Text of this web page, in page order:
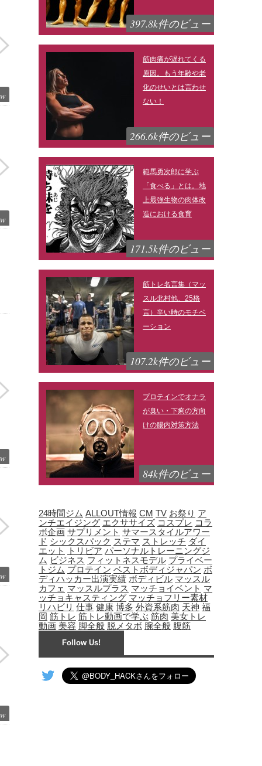
397.8k件のビュー
筋肉痛が遅れてくる
原因。もう年齢や老
化のせいとは言わせ
ない！
266.6k件のビュー
範馬勇次郎に学ぶ
「食べる」とは。地
上最強生物の肉体改
造における食育
171.5k件のビュー
筋トレ名言集（マッ
スル北村他、25格
言）辛い時のモチベ
ーション
107.2k件のビュー
プロテインでオナラ
が臭い・下痢の方向
けの腸内対策方法
84k件のビュー
24時間ジム ALLOUT情報 CM TV お祭り ア
ンチエイジング エクササイズ コスプレ コラ
ボ企画 サプリメント サマースタイルアワー
ド シックスパック ステマ ストレッチ ダイ
エット
トリビア パーソナルトレーニングジ
ム ビジネス フィットネスモデル プライベー
トジム プロテイン ベストボディジャパン ボ
ディハッカー出演実績 ボディビル マッスル
カフェ マッスルプラス マッチョイベント マ
ッチョキャスティング マッチョフリー素材
リハビリ 仕事 健康 博多 外資系筋肉 天神 福
岡 筋トレ 筋トレ動画で学ぶ 筋肉 美女トレ
動画 美容 脚全般 脱メタボ 腕全般 腹筋
Follow Us!